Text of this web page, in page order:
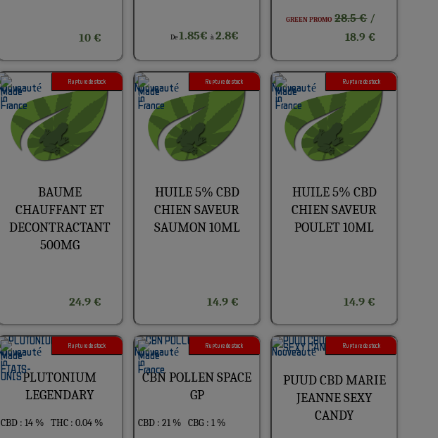
10 € De1.85€ à2.8€
GREEN PROMO 28.5 €/
18.9 €
Rupture de stock
BAUME
CHAUFFANT ET
DECONTRACTANT
500MG
24.9 €
Rupture de stock
HUILE 5% CBD
CHIEN SAVEUR
SAUMON 10ML
14.9 €
Rupture de stock
HUILE 5% CBD
CHIEN SAVEUR
POULET 10ML
14.9 €
Rupture de stock
PLUTONIUM
LEGENDARY
CBD : 14 % THC : 0.04 %
Rupture de stock
CBN POLLEN SPACE
GP
CBD : 21 % CBG : 1 %
Rupture de stock
PUUD CBD MARIE
JEANNE SEXY
CANDY